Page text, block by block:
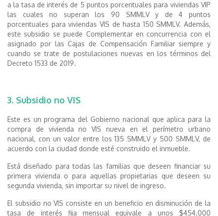
a la tasa de interés de 5 puntos porcentuales para viviendas VIP
las cuales no superan los 90 SMMLV y de 4 puntos
porcentuales para viviendas VIS de hasta 150 SMMLV. Además,
este subsidio se puede Complementar en concurrencia con el
asignado por las Cajas de Compensación Familiar siempre y
cuando se trate de postulaciones nuevas en los términos del
Decreto 1533 de 2019.
3. Subsidio no VIS
Este es un programa del Gobierno nacional que aplica para la
compra de vivienda no VIS nueva en el perímetro urbano
nacional, con un valor entre los 135 SMMLV y 500 SMMLV, de
acuerdo con la ciudad donde esté construido el inmueble.
Está diseñado para todas las familias que deseen financiar su
primera vivienda o para aquellas propietarias que deseen su
segunda vivienda, sin importar su nivel de ingreso.
El subsidio no VIS consiste en un beneficio en disminución de la
tasa de interés fija mensual equivale a unos $454.000